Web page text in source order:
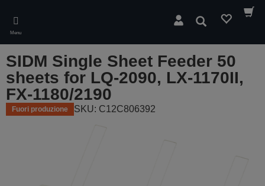
main
content
Menu
Cerca
SIDM Single Sheet Feeder 50
sheets for LQ-2090, LX-1170II,
FX-1180/2190
Fuori produzione SKU: C12C806392